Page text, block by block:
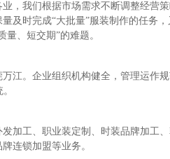
，我们根据市场需求不断调整经营
及时完成“大批量”服装制作的任务
、短交期”的难题。
江。企业组织机构健全，管理运作
加工、职业装定制、时装品牌加工
连锁加盟等业务。